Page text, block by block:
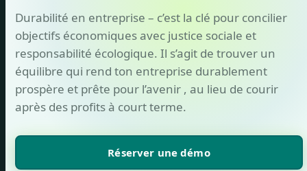
Durabilité en entreprise – c’est la clé pour concilier
objectifs économiques avec justice sociale et
responsabilité écologique. Il s’agit de trouver un
équilibre qui rend ton entreprise durablement
prospère et prête pour l’avenir , au lieu de courir
après des profits à court terme.
Réserver une démo